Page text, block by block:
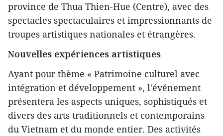
province de Thua Thien-Hue (Centre), avec des
spectacles spectaculaires et impressionnants de
troupes artistiques nationales et étrangères.
Nouvelles expériences artistiques
Ayant pour thème « Patrimoine culturel avec
intégration et développement », l'événement
présentera les aspects uniques, sophistiqués et
divers des arts traditionnels et contemporains
du Vietnam et du monde entier. Des activités